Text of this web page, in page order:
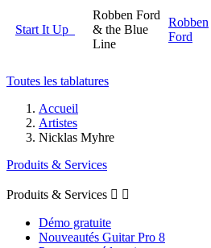
Start It Up
Robben Ford
& the Blue
Line
Robben
Ford
Toutes les tablatures
Accueil
Artistes
Nicklas Myhre
Produits & Services
Produits & Services  
Démo gratuite
Nouveautés Guitar Pro 8